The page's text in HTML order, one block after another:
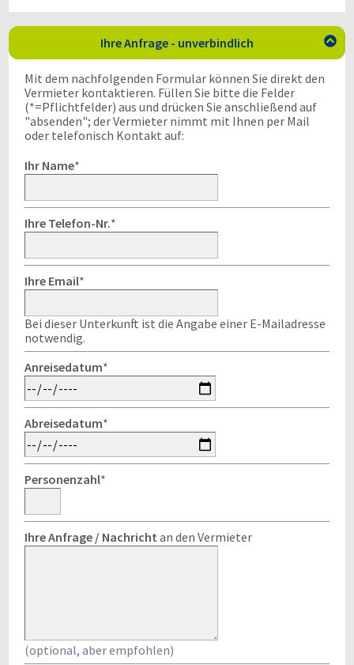
Ihre Anfrage - unverbindlich 
Mit dem nachfolgenden Formular können Sie direkt den
Vermieter kontaktieren. Füllen Sie bitte die Felder
(*=Pflichtfelder) aus und drücken Sie anschließend auf
"absenden"; der Vermieter nimmt mit Ihnen per Mail
oder telefonisch Kontakt auf:
Ihr Name*
Ihre Telefon-Nr.*
Ihre Email*
Bei dieser Unterkunft ist die Angabe einer E-Mailadresse
notwendig.
Anreisedatum*
Abreisedatum*
Personenzahl*
Ihre Anfrage / Nachricht an den Vermieter
(optional, aber empfohlen)